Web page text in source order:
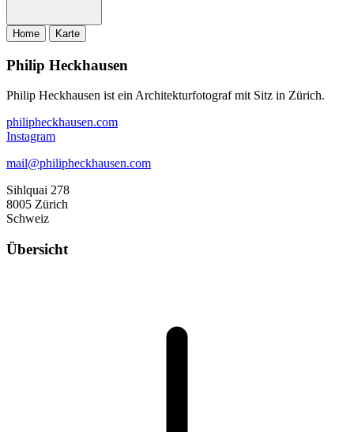
Home Karte
Philip Heckhausen
Philip Heckhausen ist ein Architekturfotograf mit Sitz in Zürich.
philipheckhausen.com
Instagram
mail@philipheckhausen.com
Sihlquai 278
8005 Zürich
Schweiz
Übersicht